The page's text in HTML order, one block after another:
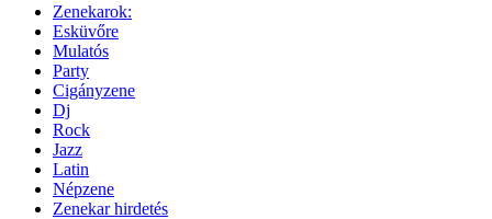
Zenekarok:
Esküvőre
Mulatós
Party
Cigányzene
Dj
Rock
Jazz
Latin
Népzene
Zenekar hirdetés